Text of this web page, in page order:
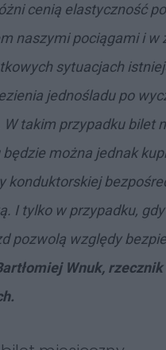
cenią elastyczność
naszymi pociągami i w
sytuacjach
jednośladu po
W takim przypadku bilet
można jednak
konduktorskiej
I tylko w przypadku,
pozwolą względy
Wnuk,